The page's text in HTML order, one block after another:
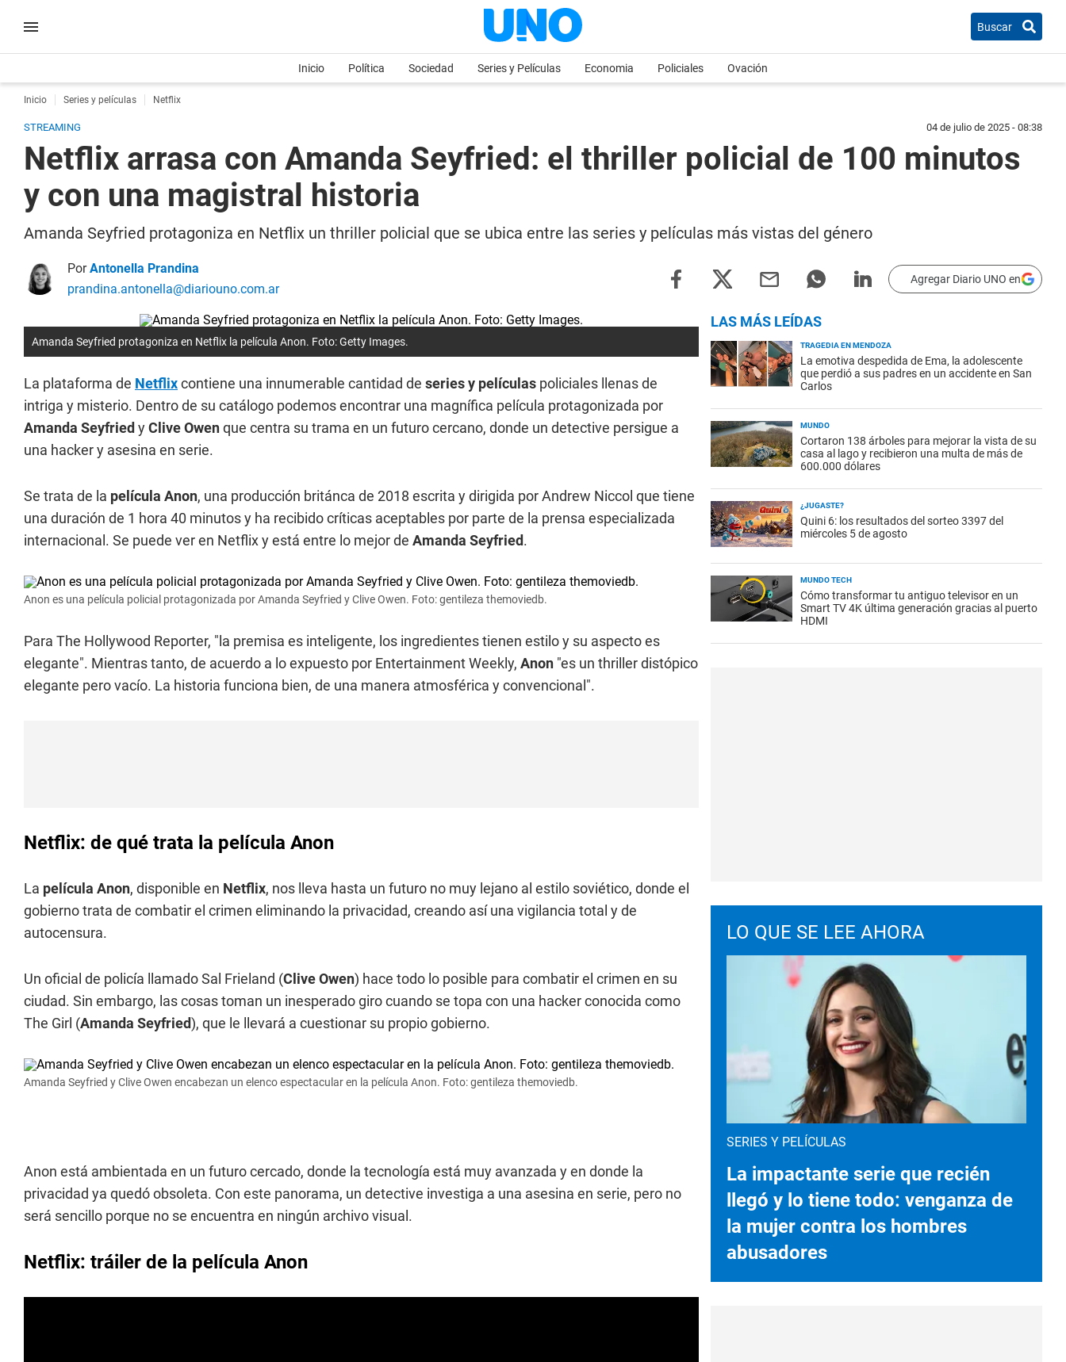
Buscar
Inicio Política Sociedad Series y Películas Economia Policiales Ovación
Inicio Series y películas Netflix
STREAMING 04 de julio de 2025 - 08:38
Netflix arrasa con Amanda Seyfried: el thriller policial de 100 minutos
y con una magistral historia
Amanda Seyfried protagoniza en Netflix un thriller policial que se ubica entre las series y películas más vistas del género
PorAntonella Prandina
prandina.antonella@diariouno.com.ar
Agregar Diario UNO en
Amanda Seyfried protagoniza en Netflix la película Anon. Foto: Getty Images.
La plataforma de Netflixcontiene una innumerable cantidad de series y películas policiales llenas de
intriga y misterio. Dentro de su catálogo podemos encontrar una magnífica película protagonizada por
Amanda Seyfried yClive Owenque centra su trama en un futuro cercano, donde un detective persigue a
una hacker y asesina en serie.
Se trata de la película Anon, una producción británca de 2018 escrita y dirigida por Andrew Niccol que tiene
una duración de 1 hora 40 minutos y ha recibido críticas aceptables por parte de la prensa especializada
internacional. Se puede ver en Netflix y está entre lo mejor de Amanda Seyfried.
Anon es una película policial protagonizada por Amanda Seyfried y Clive Owen. Foto: gentileza themoviedb.
Para The Hollywood Reporter, "la premisa es inteligente, los ingredientes tienen estilo y su aspecto es
elegante". Mientras tanto, de acuerdo a lo expuesto por Entertainment Weekly, Anon "es un thriller distópico
elegante pero vacío. La historia funciona bien, de una manera atmosférica y convencional".
Netflix: de qué trata la película Anon
La película Anon, disponible en Netflix, nos lleva hasta un futuro no muy lejano al estilo soviético, donde el
gobierno trata de combatir el crimen eliminando la privacidad, creando así una vigilancia total y de
autocensura.
Un oficial de policía llamado Sal Frieland (Clive Owen) hace todo lo posible para combatir el crimen en su
ciudad. Sin embargo, las cosas toman un inesperado giro cuando se topa con una hacker conocida como
The Girl (Amanda Seyfried), que le llevará a cuestionar su propio gobierno.
Amanda Seyfried y Clive Owen encabezan un elenco espectacular en la película Anon. Foto: gentileza themoviedb.
Anon está ambientada en un futuro cercado, donde la tecnología está muy avanzada y en donde la
privacidad ya quedó obsoleta. Con este panorama, un detective investiga a una asesina en serie, pero no
será sencillo porque no se encuentra en ningún archivo visual.
Netflix: tráiler de la película Anon
LAS MÁS LEÍDAS
TRAGEDIA EN MENDOZA
La emotiva despedida de Ema, la adolescente
que perdió a sus padres en un accidente en San
Carlos
MUNDO
Cortaron 138 árboles para mejorar la vista de su
casa al lago y recibieron una multa de más de
600.000 dólares
¿JUGASTE?
Quini 6: los resultados del sorteo 3397 del
miércoles 5 de agosto
MUNDO TECH
Cómo transformar tu antiguo televisor en un
Smart TV 4K última generación gracias al puerto
HDMI
LO QUE SE LEE AHORA
SERIES Y PELÍCULAS
La impactante serie que recién
llegó y lo tiene todo: venganza de
la mujer contra los hombres
abusadores